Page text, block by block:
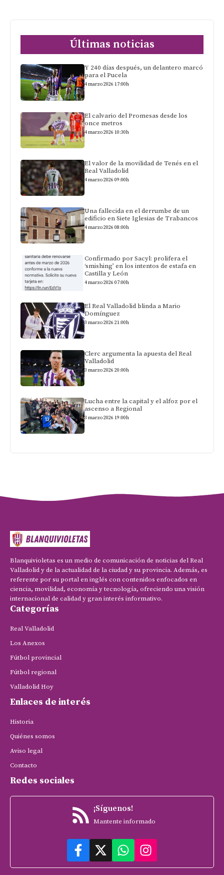
Últimas noticias
Y 240 días después, un delantero marcó
para el Pucela
4 marzo 2026 17:00h
El calvario del Promesas desde los
once metros
4 marzo 2026 10:30h
El valor de la movilidad de Tenés en el
Real Valladolid
4 marzo 2026 09:00h
Una fallecida en el derrumbe de un
edificio en Siete Iglesias de Trabancos
4 marzo 2026 08:00h
Confirmado por Sacyl: prolifera el
‘smishing’ en los intentos de estafa en
Castilla y León
4 marzo 2026 07:00h
El Real Valladolid blinda a Mario
Domínguez
3 marzo 2026 21:00h
Clerc argumenta la apuesta del Real
Valladolid
3 marzo 2026 20:00h
Lucha entre la capital y el alfoz por el
ascenso a Regional
3 marzo 2026 19:00h
Blanquivioletas es un medio de comunicación de noticias del Real
Valladolid y de la actualidad de la ciudad y su provincia. Además, es
referente por su portal en inglés con contenidos enfocados en
ciencia, movilidad, economía y tecnología, ofreciendo una visión
internacional de calidad y gran interés informativo.
Categorías
Real Valladolid
Los Anexos
Fútbol provincial
Fútbol regional
Valladolid Hoy
Enlaces de interés
Historia
Quiénes somos
Aviso legal
Contacto
Redes sociales
¡Síguenos!
Mantente informado